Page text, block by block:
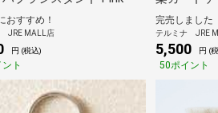
おすすめ！
JRE MALL店
円 (税込)
ト
完売しました
テルミナ JRE
5,500 円 (
50ポイント